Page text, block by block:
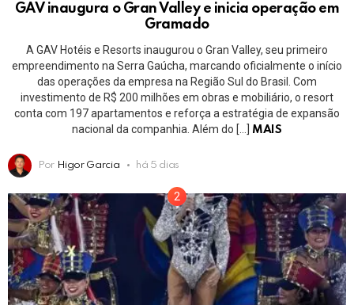
GAV inaugura o Gran Valley e inicia operação em
Gramado
A GAV Hotéis e Resorts inaugurou o Gran Valley, seu primeiro
empreendimento na Serra Gaúcha, marcando oficialmente o início
das operações da empresa na Região Sul do Brasil. Com
investimento de R$ 200 milhões em obras e mobiliário, o resort
conta com 197 apartamentos e reforça a estratégia de expansão
nacional da companhia. Além do […]
MAIS
Por Higor Garcia há 5 dias